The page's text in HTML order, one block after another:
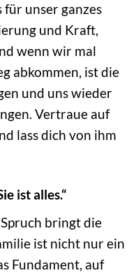
unser ganzes
und Kraft,
wenn wir mal
abkommen, ist die
und uns wieder
Vertraue auf
lass dich von ihm
ist alles.“
bringt die
ist nicht nur ein
Fundament, auf